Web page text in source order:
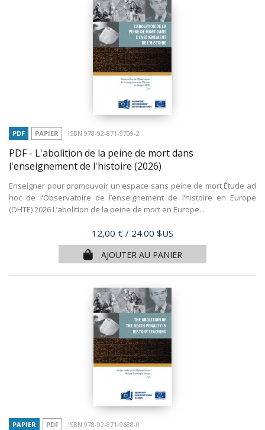
PDF PAPIER ISBN 978-92-871-9709-2
PDF - L'abolition de la peine de mort dans
l'enseignement de l'histoire (2026)
Enseigner pour promouvoir un espace sans peine de mort Étude ad
hoc de l’Observatoire de l’enseignement de l’histoire en Europe
(OHTE) 2026 L’abolition de la peine de mort en Europe...
Prix
12,00 € / 24.00 $US
AJOUTER AU PANIER
PAPIER PDF ISBN 978-92-871-9688-0